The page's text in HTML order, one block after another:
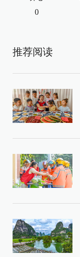
0
推荐阅读